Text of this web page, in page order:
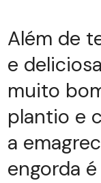
Além de
e
muito
plantio e
a
engorda